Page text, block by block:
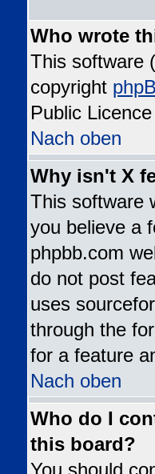
Who wrote
This software
copyright
Public
Nach oben
Why isn't X
This software
you believe a
phpbb.com
do not post
uses
through the
for a feature
Nach oben
Who do I
this board?